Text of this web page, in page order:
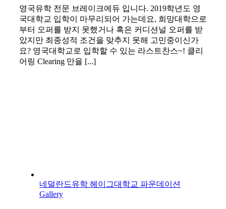
영국유학 전문 브레이크에듀 입니다. 2019학년도 영
국대학교 입학이 마무리되어 가는데요, 희망대학으로
부터 오퍼를 받지 못했거나 혹은 커디션널 오퍼를 받
았지만 최종성적 조건을 맞추지 못해 고민중이신가
요? 영국대학교로 입학할 수 있는 라스트찬스~! 클리
어링 Clearing 만을 [...]
네덜란드유학 헤이그대학교 파운데이션
Gallery